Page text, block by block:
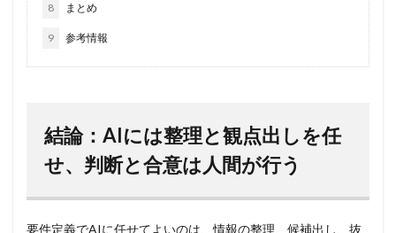
8 まとめ
9 参考情報
結論：AIには整理と観点出しを任
せ、判断と合意は人間が行う
要件定義でAIに任せてよいのは、情報の整理、候補出し、抜